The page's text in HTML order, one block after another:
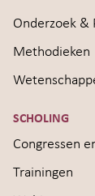
Onderzoek &
Methodieken
SCHOLING
Congressen
Trainingen